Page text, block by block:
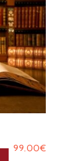
99.00€